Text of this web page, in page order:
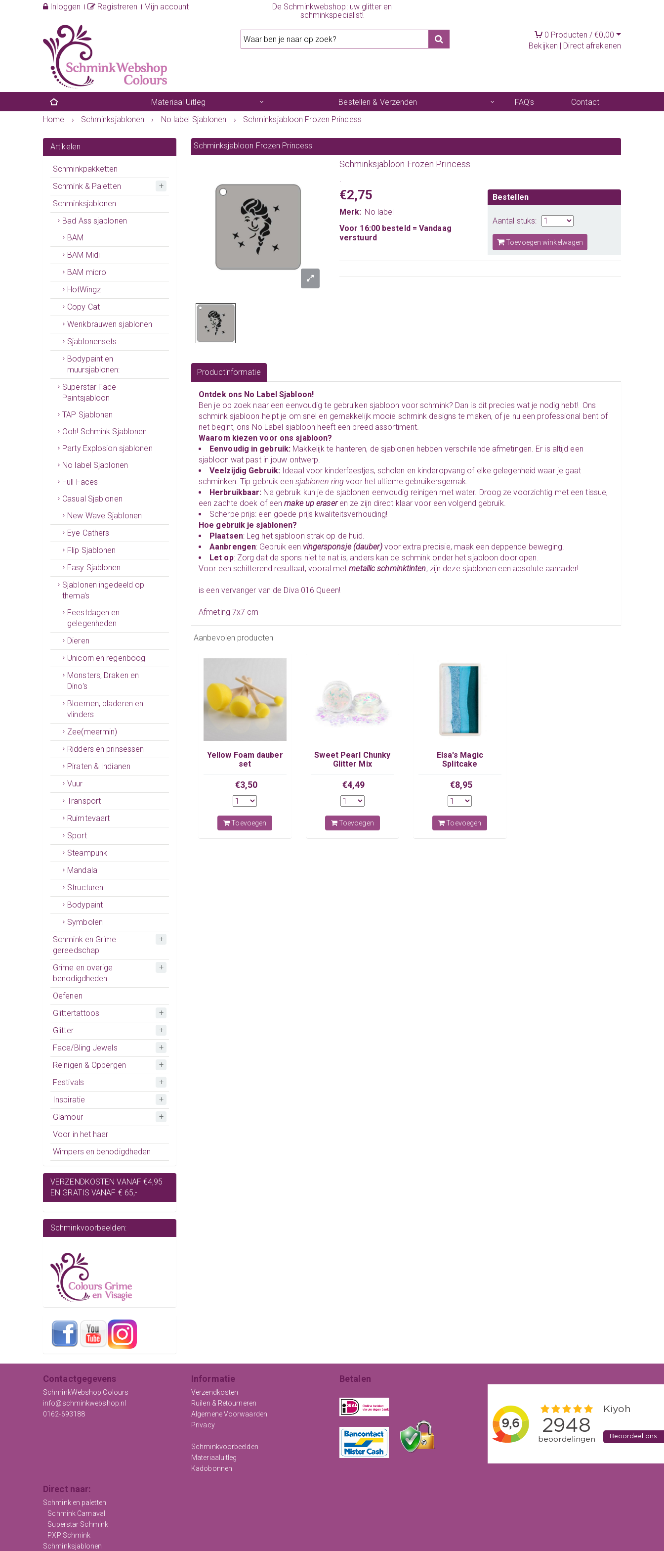
Inloggen Registreren Mijn account
De Schminkwebshop: uw glitter en
schminkspecialist!
0 Producten /€0,00
Bekijken | Direct afrekenen
Materiaal Uitleg Bestellen & Verzenden FAQ's
Contact
Home
› Schminksjablonen › No label Sjablonen › Schminksjabloon Frozen Princess
Artikelen
Schminkpakketten
Schmink & Paletten
Schminksjablonen
Bad Ass sjablonen
BAM
BAM Midi
BAM micro
HotWingz
Copy Cat
Wenkbrauwen sjablonen
Sjablonensets
Bodypaint en
muursjablonen:
Superstar Face
Paintsjabloon
TAP Sjablonen
Ooh! Schmink Sjablonen
Party Explosion sjablonen
No label Sjablonen
Full Faces
Casual Sjablonen
New Wave Sjablonen
Eye Cathers
Flip Sjablonen
Easy Sjablonen
Sjablonen ingedeeld op
thema's
Feestdagen en
gelegenheden
Dieren
Unicorn en regenboog
Monsters, Draken en
Dino's
Bloemen, bladeren en
vlinders
Zee(meermin)
Ridders en prinsessen
Piraten & Indianen
Vuur
Transport
Ruimtevaart
Sport
Steampunk
Mandala
Structuren
Bodypaint
Symbolen
Schmink en Grime
gereedschap
Grime en overige
benodigdheden
Oefenen
Glittertattoos
Glitter
Face/Bling Jewels
Reinigen & Opbergen
Festivals
Inspiratie
Glamour
Voor in het haar
Wimpers en benodigdheden
VERZENDKOSTEN VANAF €4,95
EN GRATIS VANAF € 65,-
Schminkvoorbeelden:
Schminksjabloon Frozen Princess
Schminksjabloon Frozen Princess
.
€2,75
Merk: No label
Voor 16:00 besteld = Vandaag
verstuurd
Bestellen
Aantal stuks:
Toevoegen winkelwagen
Productinformatie
Ontdek ons No Label Sjabloon!
Ben je op zoek naar een eenvoudig te gebruiken sjabloon voor schmink? Dan is dit precies wat je nodig hebt! Ons
schmink sjabloon helpt je om snel en gemakkelijk mooie schmink designs te maken, of je nu een professional bent of
net begint, ons No Label sjabloon heeft een breed assortiment.
Waarom kiezen voor ons sjabloon?
Eenvoudig in gebruik: Makkelijk te hanteren, de sjablonen hebben verschillende afmetingen. Er is altijd een
sjabloon wat past in jouw ontwerp.
Veelzijdig Gebruik:Ideaal voor kinderfeestjes, scholen en kinderopvang of elke gelegenheid waar je gaat
schminken. Tip gebruik een sjablonen ring voor het ultieme gebruikersgemak.
Herbruikbaar: Na gebruik kun je de sjablonen eenvoudig reinigen met water. Droog ze voorzichtig met een tissue,
een zachte doek of eenmake up eraseren ze zijn direct klaar voor een volgend gebruik.
Scherpe prijs: een goede prijs kwaliteitsverhouding!
Hoe gebruik je sjablonen?
Plaatsen: Leg het sjabloon strak op de huid.
Aanbrengen: Gebruik een vingersponsje (dauber) voor extra precisie, maak een deppende beweging.
Let op: Zorg dat de spons niet te nat is, anders kan de schmink onder het sjabloon doorlopen.
Voor een schitterend resultaat, vooral metmetallic schminktinten, zijn deze sjablonen een absolute aanrader!
is een vervanger van de Diva 016 Queen!
Afmeting 7x7 cm
Aanbevolen producten
Yellow Foam dauber
set
€3,50
Toevoegen
Sweet Pearl Chunky
Glitter Mix
€4,49
Toevoegen
Elsa's Magic
Splitcake
€8,95
Toevoegen
Contactgegevens
SchminkWebshop Colours
info@schminkwebshop.nl
0162-693188
Informatie
Verzendkosten
Ruilen & Retourneren
Algemene Voorwaarden
Privacy
Schminkvoorbeelden
Materiaaluitleg
Kadobonnen
Betalen
Direct naar:
Schmink en paletten
Schmink Carnaval
Superstar Schmink
PXP Schmink
Schminksjablonen